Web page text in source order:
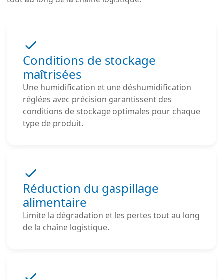
Conditions de stockage
maîtrisées
Une humidification et une déshumidification
réglées avec précision garantissent des
conditions de stockage optimales pour chaque
type de produit.
Réduction du gaspillage
alimentaire
Limite la dégradation et les pertes tout au long
de la chaîne logistique.